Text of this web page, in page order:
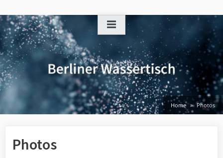
to
content
Home Photos
Photos